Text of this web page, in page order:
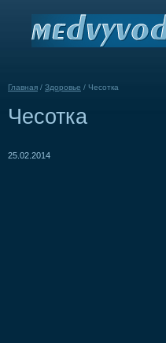
Главная / Здоровье / Чесотка
Чесотка
25.02.2014